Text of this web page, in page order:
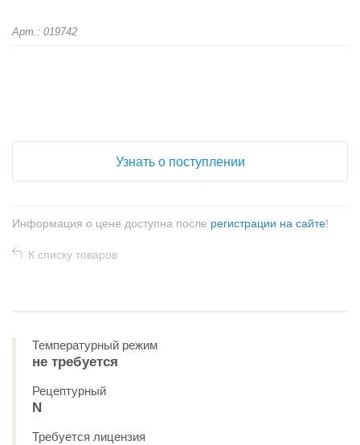
Арт.: 019742
Узнать о поступлении
Информация о цене доступна после регистрации на сайте!
К списку товаров
Температурный режим
не требуется
Рецептурный
N
Требуется лицензия